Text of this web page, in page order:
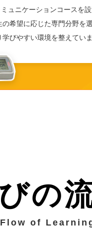
ュニケーションコースを設
の希望に応じた専門分野を選
学びやすい環境を整えていま
の
Flow of